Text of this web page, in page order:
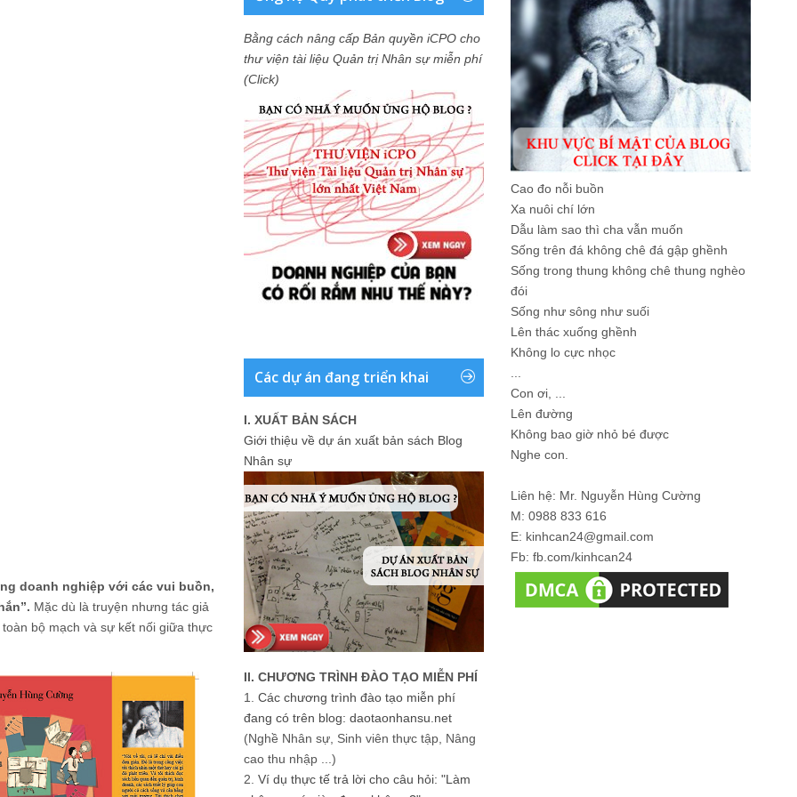
doanh nghiệp với các vui buồn,
Mặc dù là truyện nhưng tác giả
bộ mạch và sự kết nối giữa thực
Bằng cách nâng cấp Bản quyền iCPO cho
thư viện tài liệu Quản trị Nhân sự miễn phí
(Click)
Các dự án đang triển khai
I. XUẤT BẢN SÁCH
Giới thiệu về dự án xuất bản sách Blog
Nhân sự
II. CHƯƠNG TRÌNH ĐÀO TẠO MIỄN PHÍ
1. Các chương trình đào tạo miễn phí
đang có trên blog: daotaonhansu.net
(Nghề Nhân sự, Sinh viên thực tập, Nâng
cao thu nhập ...)
2. Ví dụ thực tế trả lời cho câu hỏi: "Làm
Cao đo nỗi buồn
Xa nuôi chí lớn
Dẫu làm sao thì cha vẫn muốn
Sống trên đá không chê đá gập ghềnh
Sống trong thung không chê thung nghèo
đói
Sống như sông như suối
Lên thác xuống ghềnh
Không lo cực nhọc
Con ơi, ...
Lên đường
Không bao giờ nhỏ bé được
Nghe con.
Liên hệ: Mr. Nguyễn Hùng Cường
M: 0988 833 616
E: kinhcan24@gmail.com
Fb: fb.com/kinhcan24